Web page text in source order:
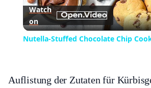
Watch
on
Nutella-Stuffed Chocolate Chip
Auflistung der Zutaten für